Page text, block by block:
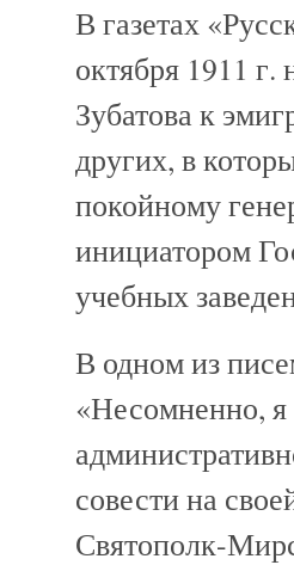
В газетах
октября 1911
Зубатова к
других, в
покойному
инициатором
учебных
В одном из
«Несомненно,
совести на
Святополк-